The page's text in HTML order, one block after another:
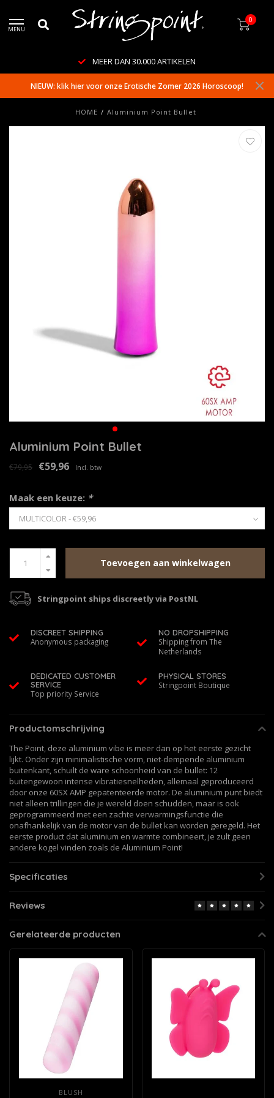
MENU
0
MEER DAN 30.000 ARTIKELEN
NIEUW: klik hier voor onze Erotische Zomer 2026 Horoscoop!
HOME / Aluminium Point Bullet
Aluminium Point Bullet
€79,95 €59,96 Incl. btw
Maak een keuze: *
Toevoegen aan winkelwagen
Stringpoint ships discreetly via PostNL
DISCREET SHIPPING
Anonymous packaging
NO DROPSHIPPING
Shipping from The
Netherlands
DEDICATED CUSTOMER
SERVICE
Top priority Service
PHYSICAL STORES
Stringpoint Boutique
Productomschrijving
The Point, deze aluminium vibe is meer dan op het eerste gezicht
lijkt. Onder zijn minimalistische vorm, niet-dempende aluminium
buitenkant, schuilt de ware schoonheid van de bullet: 12
buitengewoon intense vibratiesnelheden, allemaal geproduceerd
door onze 60SX AMP gepatenteerde motor. De aluminium punt biedt
niet alleen trillingen die je wereld doen schudden, maar is ook
geprogrammeerd met een zachte verwarmingsfunctie die
onafhankelijk van de motor van de bullet kan worden geregeld. Het
eerste product dat aluminium en warmte combineert, je zult geen
andere kogel vinden zoals de Aluminium Point!
Specificaties
Reviews
Gerelateerde producten
BLUSH